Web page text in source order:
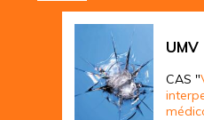
UMV
CAS "